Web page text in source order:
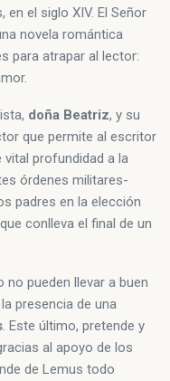
el siglo XIV. El Señor
novela romántica
para atrapar al lector:
doña Beatriz, y su
que permite al escritor
profundidad a la
órdenes militares-
padres en la elección
conlleva el final de un
no pueden llevar a buen
presencia de una
. Este último, pretende y
al apoyo de los
de Lemus todo